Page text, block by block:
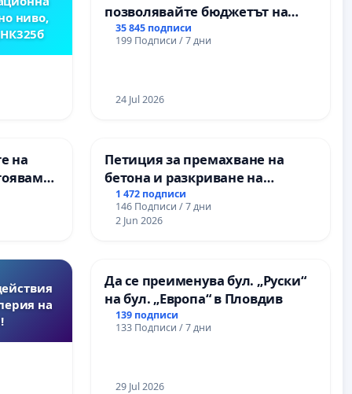
ниво,
позволявайте бюджетът на
Радев да открадне парите и
правата ни в тъмното
35 845 подписи
199 Подписи / 7 дни
24 Jul 2026
на
Петиция за премахване на
бетона и разкриване на
античното сърце на
Могиланската могила във
Враца
1 472 подписи
146 Подписи / 7 дни
2 Jun 2026
на
Да се преименува бул. „Руски“
на бул. „Европа“ в Пловдив
139 подписи
133 Подписи / 7 дни
29 Jul 2026